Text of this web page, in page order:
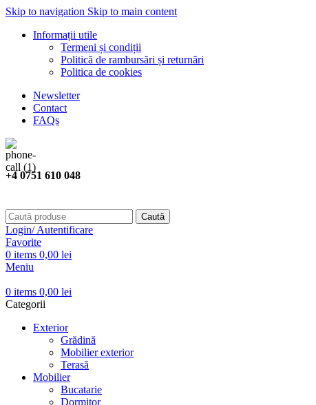
Skip to navigation Skip to main content
Informații utile
Termeni și condiții
Politică de rambursări și returnări
Politica de cookies
Newsletter
Contact
FAQs
+4 0751 610 048
Caută
Login/ Autentificare
Favorite
0 items 0,00 lei
Meniu
0 items 0,00 lei
Categorii
Exterior
Grădină
Mobilier exterior
Terasă
Mobilier
Bucatarie
Dormitor